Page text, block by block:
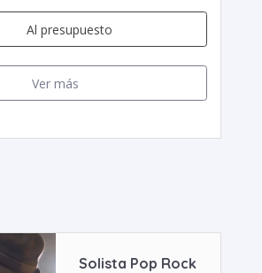
Al presupuesto
Ver más
Solista Pop Rock